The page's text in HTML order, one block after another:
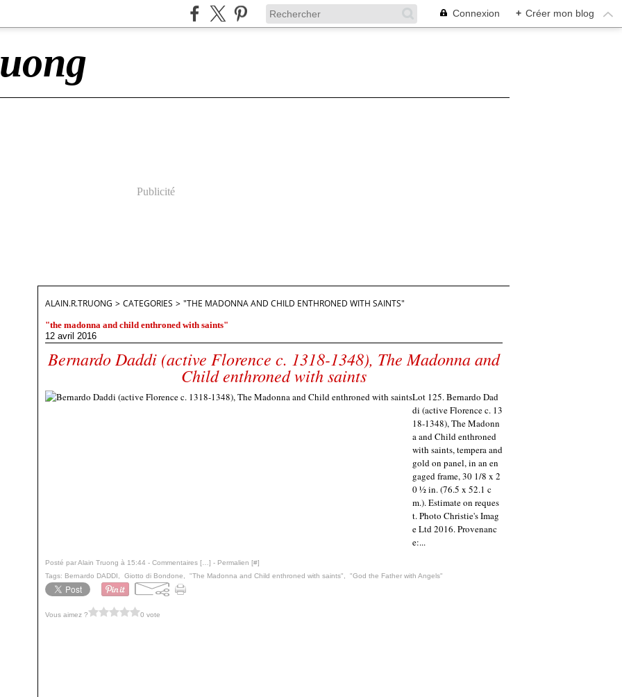
Connexion + Créer mon blog
Publicité
ALAIN.R.TRUONG > CATEGORIES > "THE MADONNA AND CHILD ENTHRONED WITH SAINTS"
"the madonna and child enthroned with saints"
12 avril 2016
Bernardo Daddi (active Florence c. 1318-1348), The Madonna and
Child enthroned with saints
Lot 125. Bernardo Dad
di (active Florence c. 13
18-1348), The Madonn
a and Child enthroned
with saints, tempera and
gold on panel, in an en
gaged frame, 30 1/8 x 2
0 ½ in. (76.5 x 52.1 c
m.). Estimate on reques
t. Photo Christie's Imag
e Ltd 2016. Provenanc
e:...
Posté par Alain Truong à 15:44 - Commentaires [ ] - Permalien [#]
Tags: Bernardo DADDI Giotto di Bondone "The Madonna and Child enthroned with saints" "God the Father with Angels"
Vous aimez ? 0 vote